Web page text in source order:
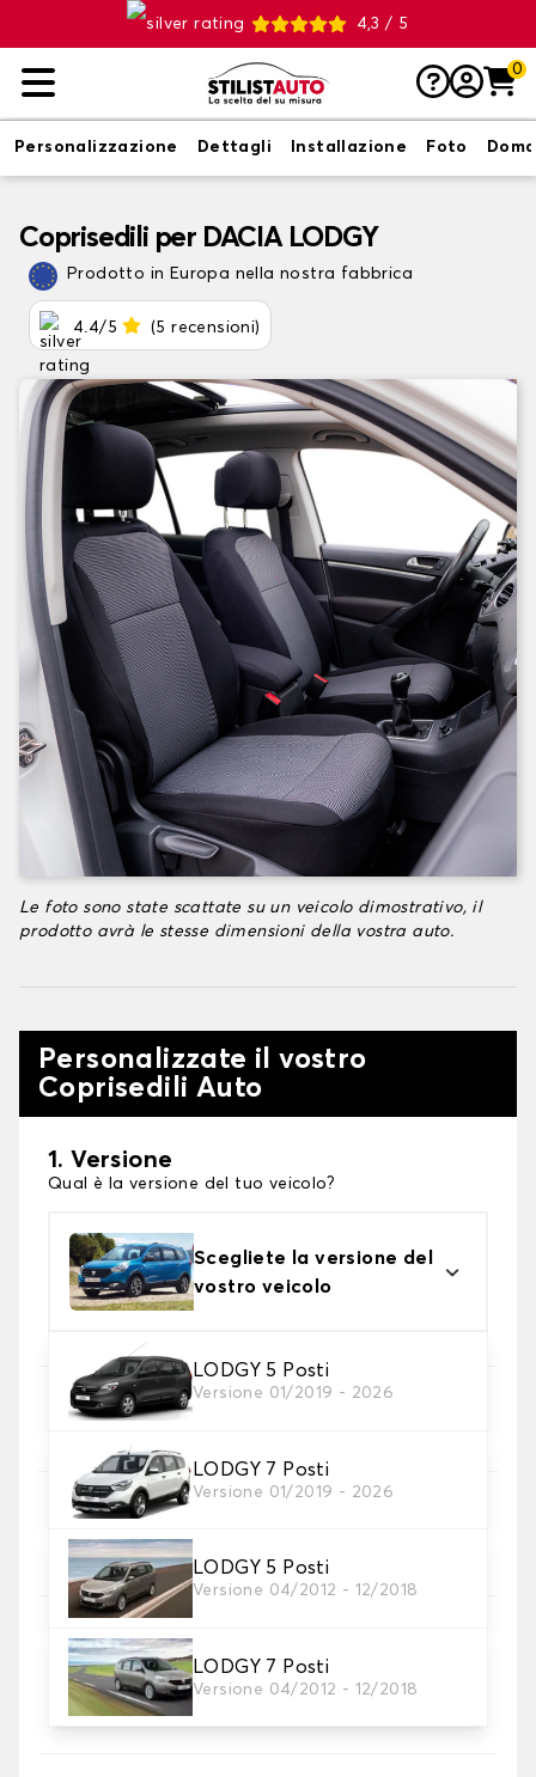
4,3 / 5
0
Personalizzazione Dettagli Installazione Foto
Coprisedili per DACIA LODGY
Prodotto in Europa nella nostra fabbrica
4.4/5 (5 recensioni)
Le foto sono state scattate su un veicolo dimostrativo, il
prodotto avrà le stesse dimensioni della vostra auto.
Personalizzate il vostro
Coprisedili Auto
1. Versione
Qual è la versione del tuo veicolo?
Scegliete la versione del
vostro veicolo
LODGY 5 Posti
Versione 01/2019 - 2026
LODGY 7 Posti
Versione 01/2019 - 2026
LODGY 5 Posti
Versione 04/2012 - 12/2018
LODGY 7 Posti
Versione 04/2012 - 12/2018
2. Set di coperture
3. Materiale
Scegliete il materiale per le vostre coperture.
4. Colore
Scegliete il colore dei vostri coprisedili.